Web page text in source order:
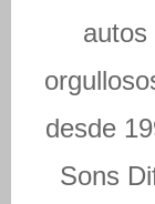
autos
desde
Sons